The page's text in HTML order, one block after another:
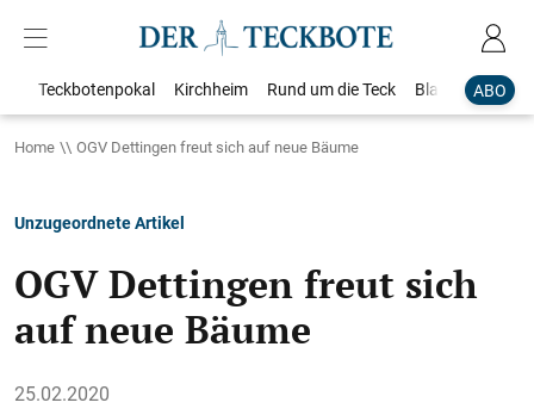
ABO
Teckbotenpokal Kirchheim Rund um die Teck Blaulicht
Home OGV Dettingen freut sich auf neue Bäume
Unzugeordnete Artikel
OGV Dettingen freut sich
auf neue Bäume
25.02.2020